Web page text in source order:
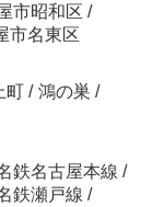
市昭和区 /
市名東区
町 / 鴻の巣 /
鉄名古屋本線 /
鉄瀬戸線 /